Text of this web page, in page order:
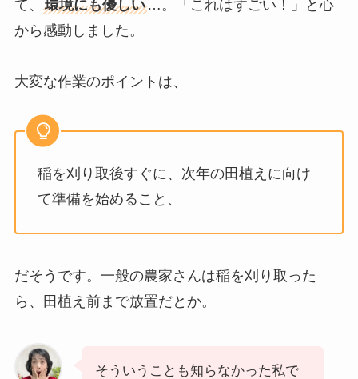
て、 環境にも優しい…。「これはすごい！」と心
から感動しました。
大変な作業のポイントは、
稲を刈り取後すぐに、次年の田植えに向け
て準備を始めること、
だそうです。一般の農家さんは稲を刈り取った
ら、田植え前まで放置だとか。
そういうことも知らなかった私で